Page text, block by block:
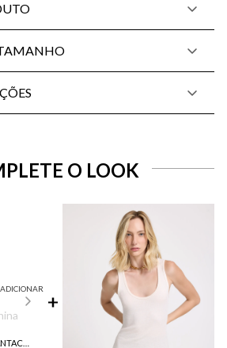
O LOOK